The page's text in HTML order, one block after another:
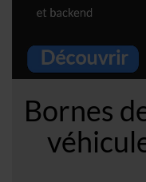
Bornes